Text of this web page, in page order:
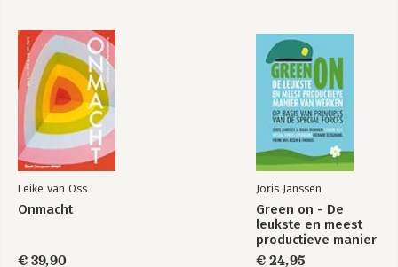
Leike van Oss
Onmacht
€ 39,90
Joris Janssen
Green on - De
leukste en meest
productieve manier
van werken
€ 24,95